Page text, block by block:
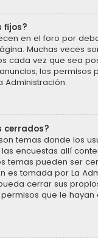
fijos?
en el foro por
Muchas veces
cada vez que sea
los permisos
Administración.
cerrados?
temas donde los
encuestas allí
temas pueden ser
es tomada por La
cerrar sus
que le hayan